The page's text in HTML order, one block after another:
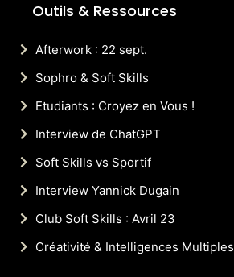
Outils & Ressources
Afterwork : 22 sept.
Sophro & Soft Skills
Etudiants : Croyez en Vous !
Interview de ChatGPT
Soft Skills vs Sportif
Interview Yannick Dugain
Club Soft Skills : Avril 23
Créativité & Intelligences Multiples